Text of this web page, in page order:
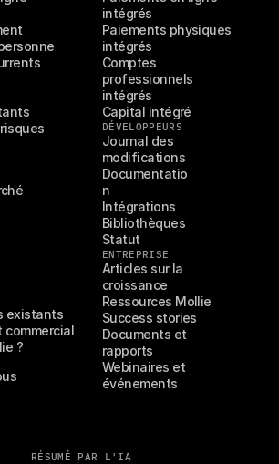
existants
commercial
?
intégrés
Paiements physiques
intégrés
Comptes
professionnels
intégrés
Capital intégré
DÉVELOPPEURS
Journal des
modifications
Documentatio
n
Intégrations
Bibliothèques
Statut
ENTREPRISE
Articles sur la
croissance
Ressources Mollie
Success stories
Documents et
rapports
Webinaires et
événements
RÉSUMÉ PAR L'IA